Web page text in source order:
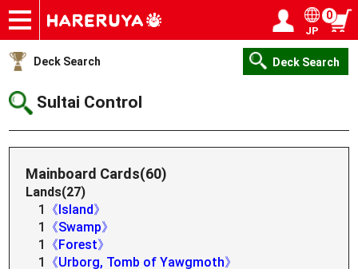
Onlineshop
Articles
Deck Search
Sponsored Players
Shop Info
Event Schedule
Help
Contact
JP
0
Deck Search Deck Search
Sultai Control
Mainboard Cards(60)
Lands(27)
1
《Island》
1
《Swamp》
1
《Forest》
1
《Urborg, Tomb of Yawgmoth》